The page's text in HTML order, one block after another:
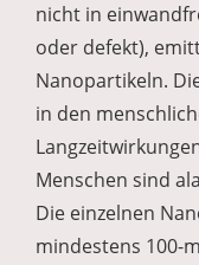
nicht in
oder defekt),
Nanopartikeln.
in den
Menschen sind
Die einzelnen
mindestens 100-